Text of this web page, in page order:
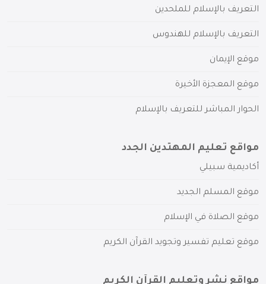
التعريف بالإسلام للملحدين
التعريف بالإسلام للهندوس
موقع الإيمان
موقع المعجزة الأخيرة
الحوار المباشر للتعريف بالإسلام
مواقع تعليم المهتدين الجدد
أكاديمية سبيلي
موقع المسلم الجديد
موقع الصلاة في الإسلام
موقع تعليم تفسير وتجويد القرآن الكريم
مواقع نشر وتعليم القرآن الكريم